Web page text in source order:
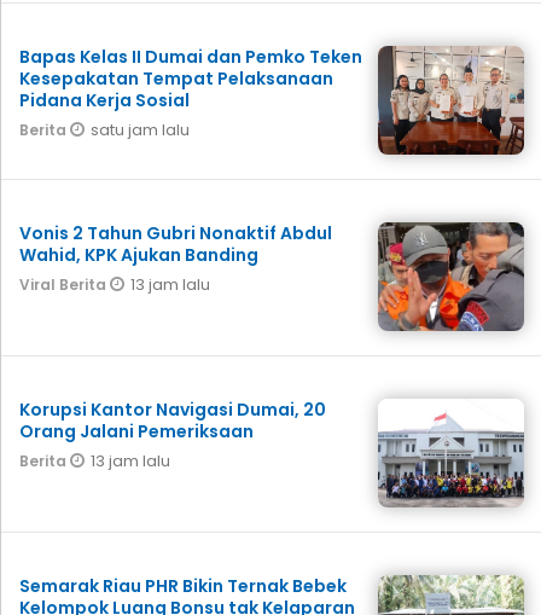
Bapas Kelas II Dumai dan Pemko Teken
Kesepakatan Tempat Pelaksanaan
Pidana Kerja Sosial
Berita satu jam lalu
Vonis 2 Tahun Gubri Nonaktif Abdul
Wahid, KPK Ajukan Banding
Viral Berita 13 jam lalu
Korupsi Kantor Navigasi Dumai, 20
Orang Jalani Pemeriksaan
Berita 13 jam lalu
Semarak Riau PHR Bikin Ternak Bebek
Kelompok Luang Bonsu tak Kelaparan